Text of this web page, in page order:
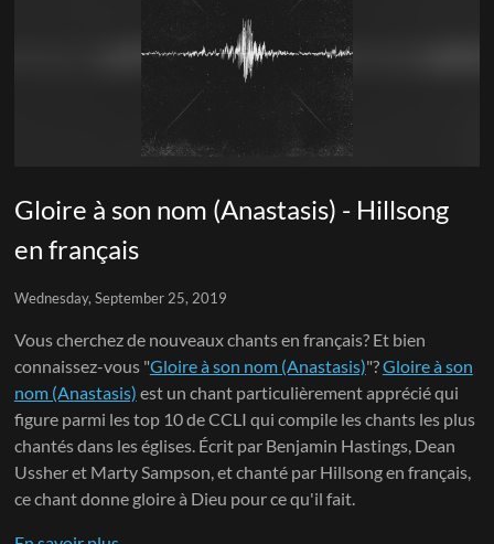
Gloire à son nom (Anastasis) - Hillsong
en français
Wednesday, September 25, 2019
Vous cherchez de nouveaux chants en français? Et bien
connaissez-vous "Gloire à son nom (Anastasis)"?Gloire à son
nom (Anastasis) est un chant particulièrement apprécié qui
figure parmi les top 10 de CCLI qui compile les chants les plus
chantés dans les églises. Écrit par Benjamin Hastings, Dean
Ussher et Marty Sampson, et chanté par Hillsong en français,
ce chant donne gloire à Dieu pour ce qu'il fait.